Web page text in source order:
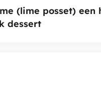
(lime posset) een
dessert